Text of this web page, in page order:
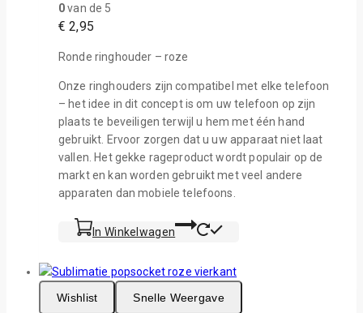
0van de 5
€ 2,95
Ronde ringhouder – roze
Onze ringhouders zijn compatibel met elke telefoon
– het idee in dit concept is om uw telefoon op zijn
plaats te beveiligen terwijl u hem met één hand
gebruikt. Ervoor zorgen dat u uw apparaat niet laat
vallen. Het gekke rageproduct wordt populair op de
markt en kan worden gebruikt met veel andere
apparaten dan mobiele telefoons.
In Winkelwagen
Wishlist Snelle Weergave